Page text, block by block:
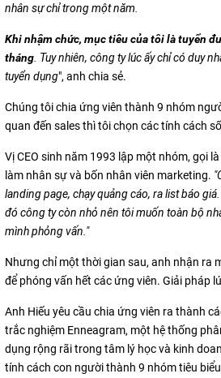
nhân sự chỉ trong một năm.
Khi nhậm chức, mục tiêu của tôi là tuyển
tháng . Tuy nhiên, công ty lúc ấy chỉ có duy
tuyển dụng", anh chia sẻ.
Chúng tôi chia ứng viên thành 9 nhóm
quan đến sales thì tôi chọn các tính cách
Vị CEO sinh năm 1993 lập một nhóm, gọi
làm nhân sự và bốn nhân viên marketing.
landing page, chạy quảng cáo, ra list báo
đó công ty còn nhỏ nên tôi muốn toàn bộ
mình phỏng vấn."
Nhưng chỉ một thời gian sau, anh nhận ra
để phóng vấn hết các ứng viên. Giải pháp
Anh Hiếu yêu cầu chia ứng viên ra thành
trắc nghiệm Enneagram, một hệ thống
dụng rộng rãi trong tâm lý học và kinh
tính cách con người thành 9 nhóm tiêu